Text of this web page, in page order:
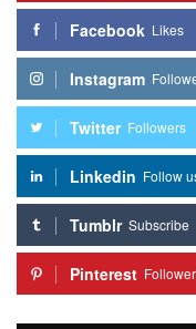
Facebook Likes
Instagram
Twitter Followers
Linkedin Follow
Tumblr Subscribe
Pinterest